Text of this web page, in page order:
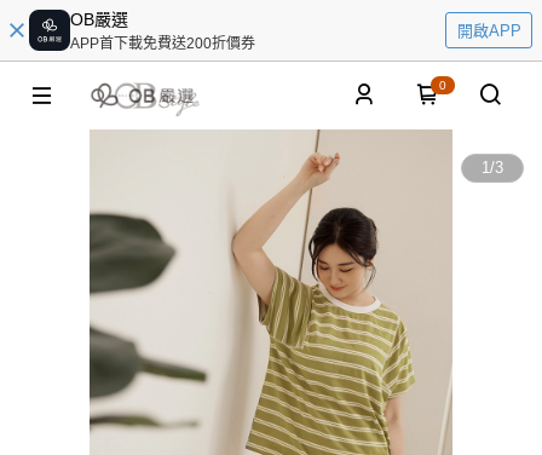
OB嚴選
APP首下載免費送200折價券
開啟APP
0
1/3